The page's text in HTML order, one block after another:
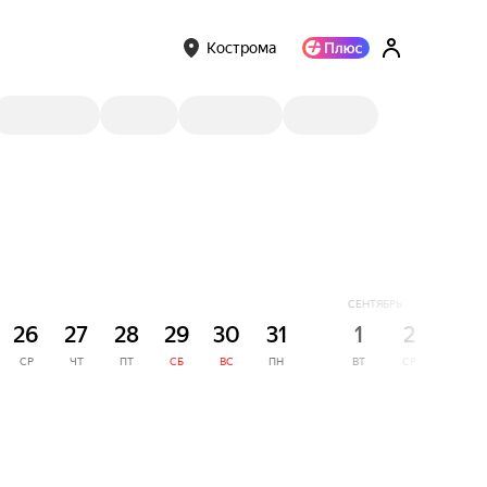
Кострома
26
СР
27
ЧТ
28
ПТ
29
СБ
30
ВС
31
ПН
СЕНТЯБРЬ
1
ВТ
2